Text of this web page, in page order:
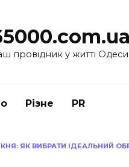
провідник у житті Одеси
Різне PR
ЯК ВИБРАТИ ІДЕАЛЬНИЙ